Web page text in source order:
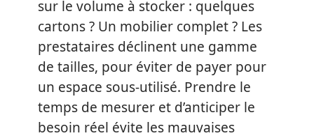
sur le volume à stocker : quelques
cartons ? Un mobilier complet ? Les
prestataires déclinent une gamme
de tailles, pour éviter de payer pour
un espace sous-utilisé. Prendre le
temps de mesurer et d’anticiper le
besoin réel évite les mauvaises